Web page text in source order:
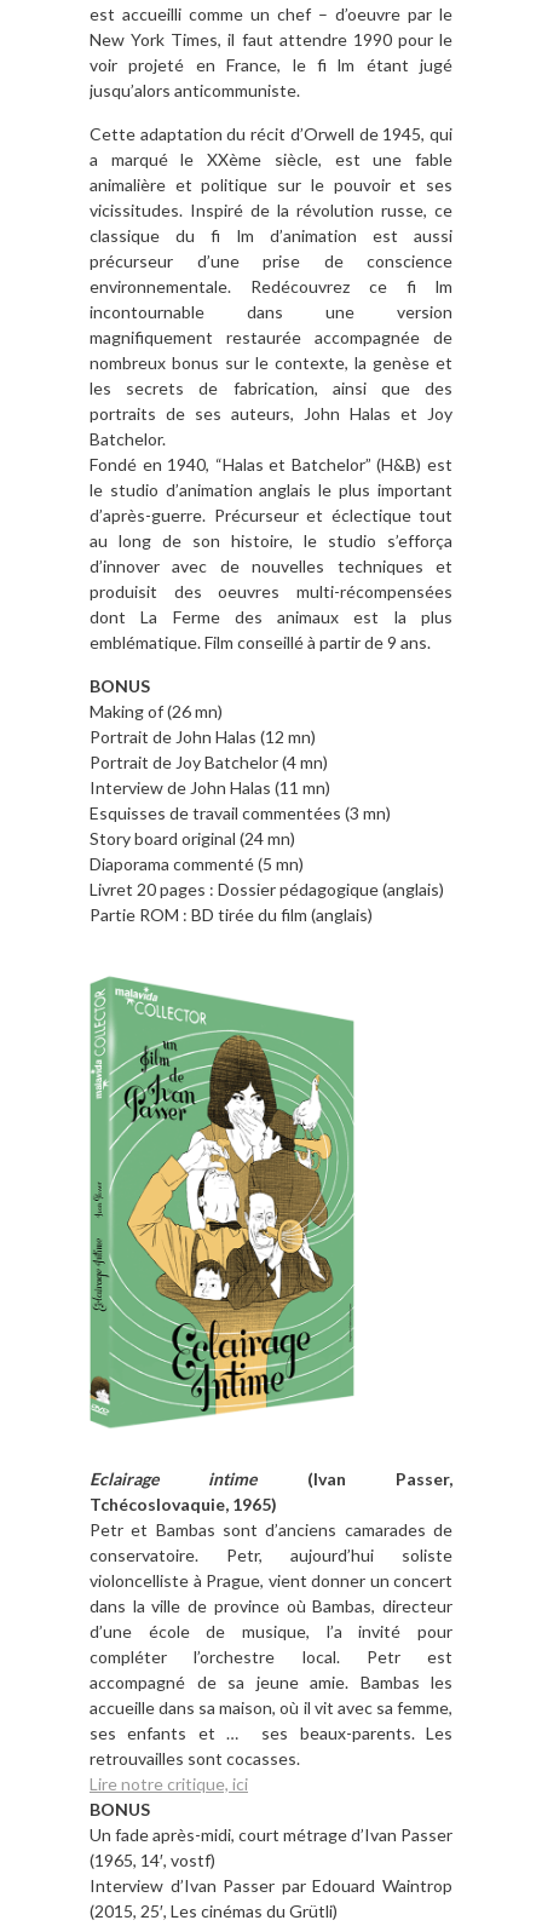
est accueilli comme un chef – d’oeuvre par le
New York Times, il faut attendre 1990 pour le
voir projeté en France, le fi lm étant jugé
jusqu’alors anticommuniste.
Cette adaptation du récit d’Orwell de 1945, qui
a marqué le XXème siècle, est une fable
animalière et politique sur le pouvoir et ses
vicissitudes. Inspiré de la révolution russe, ce
classique du fi lm d’animation est aussi
précurseur d’une prise de conscience
environnementale. Redécouvrez ce fi lm
incontournable dans une version
magnifiquement restaurée accompagnée de
nombreux bonus sur le contexte, la genèse et
les secrets de fabrication, ainsi que des
portraits de ses auteurs, John Halas et Joy
Batchelor.
Fondé en 1940, “Halas et Batchelor” (H&B) est
le studio d’animation anglais le plus important
d’après-guerre. Précurseur et éclectique tout
au long de son histoire, le studio s’efforça
d’innover avec de nouvelles techniques et
produisit des oeuvres multi-récompensées
dont La Ferme des animaux est la plus
emblématique. Film conseillé à partir de 9 ans.
BONUS
Making of (26 mn)
Portrait de John Halas (12 mn)
Portrait de Joy Batchelor (4 mn)
Interview de John Halas (11 mn)
Esquisses de travail commentées (3 mn)
Story board original (24 mn)
Diaporama commenté (5 mn)
Livret 20 pages : Dossier pédagogique (anglais)
Partie ROM : BD tirée du film (anglais)
Eclairage intime(Ivan Passer,
Tchécoslovaquie, 1965)
Petr et Bambas sont d’anciens camarades de
conservatoire. Petr, aujourd’hui soliste
violoncelliste à Prague, vient donner un concert
dans la ville de province où Bambas, directeur
d’une école de musique, l’a invité pour
compléter l’orchestre local. Petr est
accompagné de sa jeune amie. Bambas les
accueille dans sa maison, où il vit avec sa femme,
ses enfants et … ses beaux-parents. Les
retrouvailles sont cocasses.
Lire notre critique, ici
BONUS
Un fade après-midi, court métrage d’Ivan Passer
(1965, 14′, vostf)
Interview d’Ivan Passer par Edouard Waintrop
(2015, 25′, Les cinémas du Grütli)